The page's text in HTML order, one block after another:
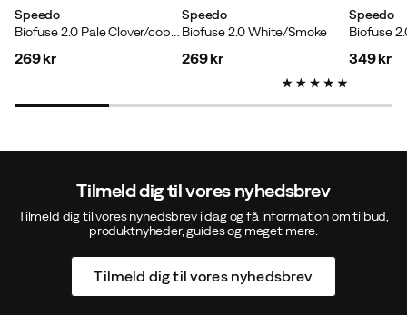
Speedo
269 kr
Speedo
Biofuse 2.0 White/Smoke
269 kr
Speedo
Biofuse
349 kr
Tilmeld dig til vores nyhedsbrev
Tilmeld dig til vores nyhedsbrev i dag og få information om tilbud,
produktnyheder, guides og meget mere.
Tilmeld dig til vores nyhedsbrev